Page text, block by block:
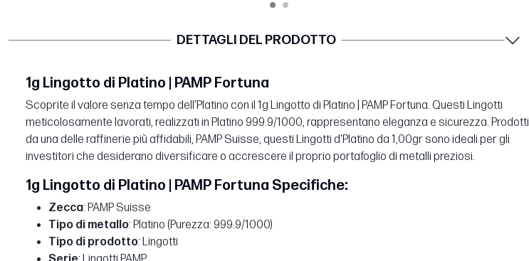
DETTAGLI DEL PRODOTTO
1g Lingotto di Platino | PAMP Fortuna
Scoprite il valore senza tempo dell'Platino con il 1g Lingotto di Platino | PAMP Fortuna. Questi Lingotti
meticolosamente lavorati, realizzati in Platino 999.9/1000, rappresentano eleganza e sicurezza. Prodotti
da una delle raffinerie più affidabili, PAMP Suisse, questi Lingotti d'Platino da 1,00gr sono ideali per gli
investitori che desiderano diversificare o accrescere il proprio portafoglio di metalli preziosi.
1g Lingotto di Platino | PAMP Fortuna Specifiche:
Zecca: PAMP Suisse
Tipo di metallo: Platino (Purezza: 999.9/1000)
Tipo di prodotto: Lingotti